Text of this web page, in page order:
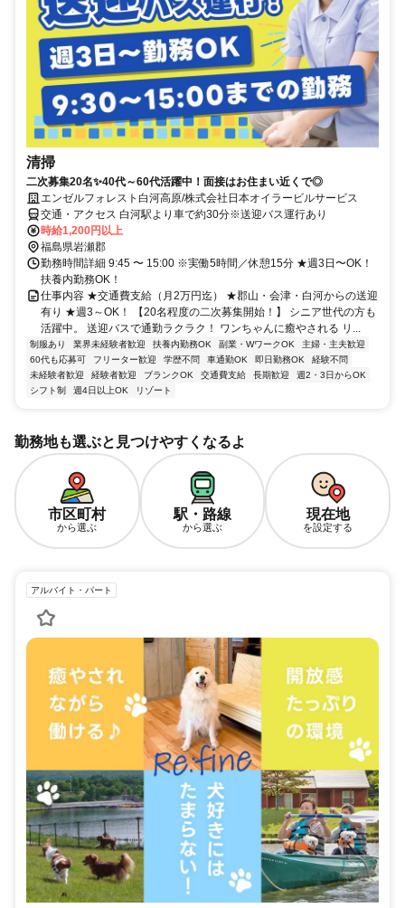
清掃
二次募集20名✨40代～60代活躍中！面接はお住まい近くで◎
エンゼルフォレスト白河高原/株式会社日本オイラービルサービス
交通・アクセス 白河駅より車で約30分※送迎バス運行あり
時給1,200円以上
福島県岩瀬郡
勤務時間詳細 9:45 〜 15:00 ※実働5時間／休憩15分 ★週3日〜OK！
扶養内勤務OK！
仕事内容 ★交通費支給（月2万円迄） ★郡山・会津・白河からの送迎
有り ★週3～OK！ 【20名程度の二次募集開始！】 シニア世代の方も
活躍中。 送迎バスで通勤ラクラク！ ワンちゃんに癒やされる リ...
制服あり 業界未経験者歓迎 扶養内勤務OK 副業・WワークOK
主婦・主夫歓迎
60代も応募可
フリーター歓迎 学歴不問 車通勤OK 即日勤務OK
経験不問
未経験者歓迎
経験者歓迎 ブランクOK 交通費支給 長期歓迎
週2・3日からOK
シフト制
週4日以上OK リゾート
勤務地も選ぶと見つけやすくなるよ
市区町村
から選ぶ
駅・路線
から選ぶ
現在地
を設定する
アルバイト・パート